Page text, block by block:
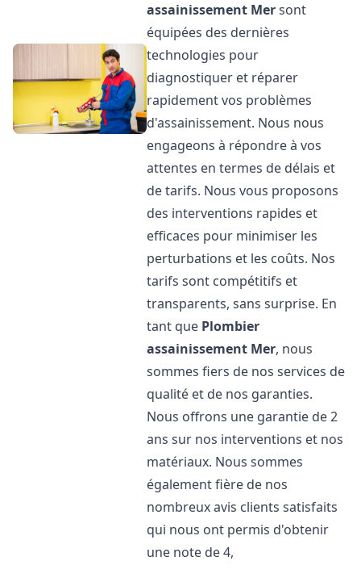
assainissement Mersont
équipées des dernières
technologies pour
diagnostiquer et réparer
rapidement vos problèmes
d'assainissement. Nous nous
engageons à répondre à vos
attentes en termes de délais et
de tarifs. Nous vous proposons
des interventions rapides et
efficaces pour minimiser les
perturbations et les coûts. Nos
tarifs sont compétitifs et
transparents, sans surprise. En
tant que Plombier
assainissement Mer, nous
sommes fiers de nos services de
qualité et de nos garanties.
Nous offrons une garantie de 2
ans sur nos interventions et nos
matériaux. Nous sommes
également fière de nos
nombreux avis clients satisfaits
qui nous ont permis d'obtenir
une note de 4,